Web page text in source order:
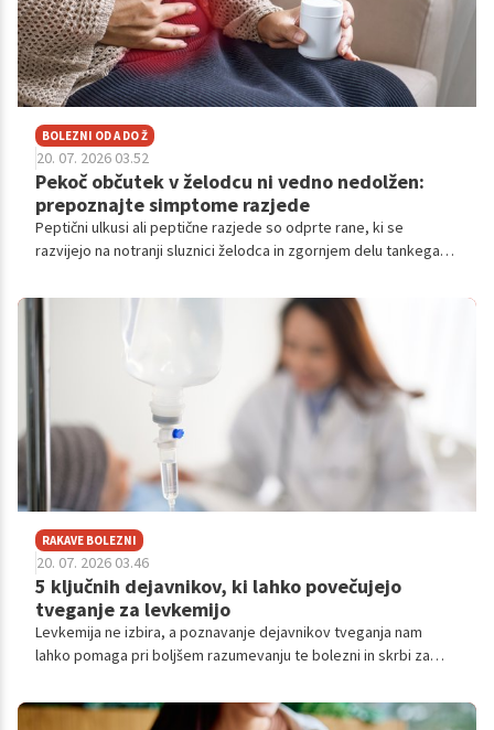
BOLEZNI OD A DO Ž
20. 07. 2026 03.52
Pekoč občutek v želodcu ni vedno nedolžen:
prepoznajte simptome razjede
Peptični ulkusi ali peptične razjede so odprte rane, ki se
razvijejo na notranji sluznici želodca in zgornjem delu tankega
RAKAVE BOLEZNI
20. 07. 2026 03.46
5 ključnih dejavnikov, ki lahko povečujejo
tveganje za levkemijo
Levkemija ne izbira, a poznavanje dejavnikov tveganja nam
lahko pomaga pri boljšem razumevanju te bolezni in skrbi za